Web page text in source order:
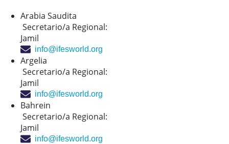
Arabia Saudita
Secretario/a Regional:
Jamil
info@ifesworld.org
Argelia
Secretario/a Regional:
Jamil
info@ifesworld.org
Bahrein
Secretario/a Regional:
Jamil
info@ifesworld.org